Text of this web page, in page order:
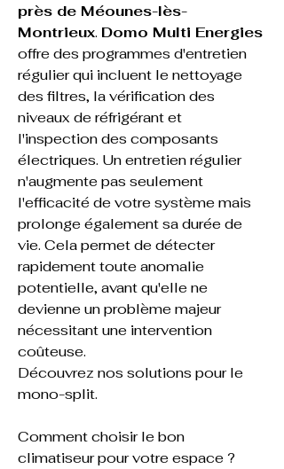
près de Méounes-lès-
Montrieux. Domo Multi Energies
offre des programmes d'entretien
régulier qui incluent le nettoyage
des filtres, la vérification des
niveaux de réfrigérant et
l'inspection des composants
électriques. Un entretien régulier
n'augmente pas seulement
l'efficacité de votre système mais
prolonge également sa durée de
vie. Cela permet de détecter
rapidement toute anomalie
potentielle, avant qu'elle ne
devienne un problème majeur
nécessitant une intervention
coûteuse.
Découvrez nos solutions pour le
mono-split.
Comment choisir le bon
climatiseur pour votre espace ?